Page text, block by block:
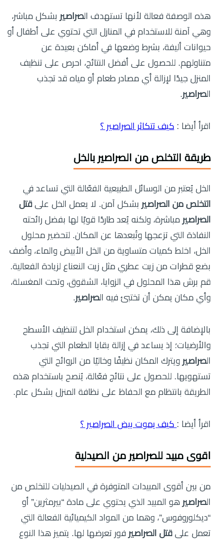
هذه الوصفة فعالة لأنها تستهدف الصراصير بشكل مباشر،
وهي آمنة للاستخدام في المنازل التي تحتوي على أطفال أو
حيوانات أليفة، بشرط وضعها في أماكن بعيدة عن
متناولهم. للحصول على أفضل النتائج، احرص على تنظيف
المنزل جيدًا لإزالة أي مصادر طعام أو مياه قد تجذب
الصراصير.
اقرأ أيضا : كيف تتكاثر الصراصير ؟
طريقة التخلص من الصراصير بالخل
الخل يُعتبر من الوسائل الطبيعية الفعّالة التي تساعد في
التخلص من الصراصير بشكل آمن. لا يعمل الخل على قتل
الصراصير مباشرة، ولكنه يُعد طاردًا قويًا لها بفضل رائحته
النفاذة التي تزعجها وتُبعدها عن المكان. لتحضير محلول
الخل، اخلط كميات متساوية من الخل الأبيض والماء، وأضف
بضع قطرات من زيت عطري مثل زيت النعناع لزيادة الفعالية.
قم برش هذا المحلول في الزوايا، الشقوق، وتحت المغسلة،
وأي مكان يمكن أن تختبئ فيه الصراصير.
بالإضافة إلى ذلك، يمكن استخدام الخل لتنظيف الأسطح
والأرضيات؛ إذ يساعد في إزالة بقايا الطعام التي تجذب
الصراصير ويترك المكان نظيفًا وخاليًا من الروائح التي
تستهويها. للحصول على نتائج فعّالة، يُنصح باستخدام هذه
الطريقة بانتظام مع الحفاظ على نظافة المنزل بشكل عام.
اقرأ أيضا : كيف يموت بيض الصراصير ؟
اقوى مبيد للصراصير من الصيدلية
من بين أقوى المبيدات المتوفرة في الصيدليات للتخلص من
الصراصير هو المبيد الذي يحتوي على مادة “بيرمثرين” أو
“ديكلوروفوس”، وهما من المواد الكيميائية الفعالة التي
تعمل على قتل الصراصير فور تعرضها لها. يتميز هذا النوع